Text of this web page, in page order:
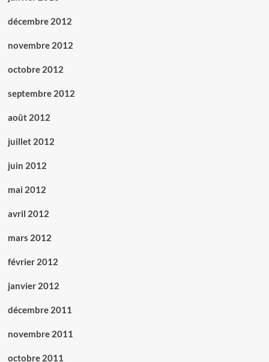
décembre 2012
novembre 2012
octobre 2012
septembre 2012
août 2012
juillet 2012
juin 2012
mai 2012
avril 2012
mars 2012
février 2012
janvier 2012
décembre 2011
novembre 2011
octobre 2011